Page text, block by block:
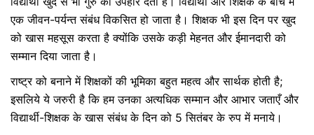
एक जीवन-पर्यन्त संबंध विकसित हो जाता है। शिक्षक भी इस दिन पर खुद
को खास महसूस करता है क्योंकि उसके कड़ी मेहनत और ईमानदारी को
सम्मान दिया जाता है।
राष्ट्र को बनाने में शिक्षकों की भूमिका बहुत महत्व और सार्थक होती है;
इसलिये ये जरुरी है कि हम उनका अत्यधिक सम्मान और आभार जताएँ और
विद्यार्थी-शिक्षक के खास संबंध के दिन को 5 सितंबर के रुप में मनाये।